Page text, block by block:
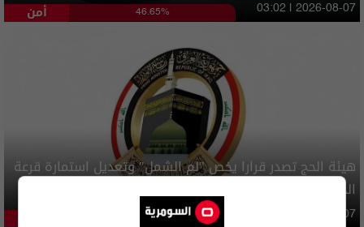
أمن 46.65% 03:02 | 2026-08-07
هيئة الحج تصدر قرارا يخص "لم الشمل" وتعديل استمارة قرعة
الحج
24.96% 06:40 | 2026-08-07